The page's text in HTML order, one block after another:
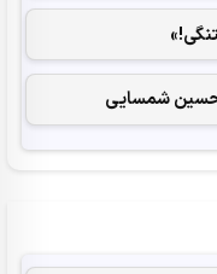
حسین شمسایی